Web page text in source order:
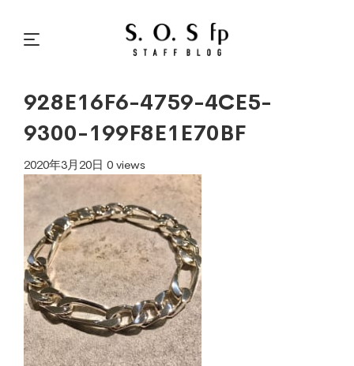
928E16F6-4759-4CE5-
9300-199F8E1E70BF
2020年3月20日 0 views